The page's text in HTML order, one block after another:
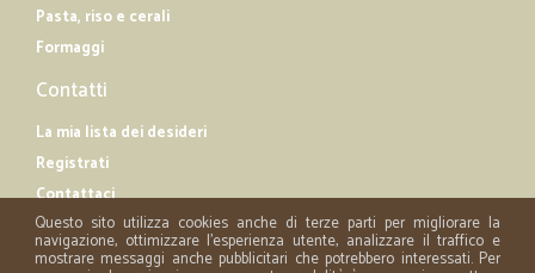
Pasta, riso e cerali
Formaggi
Contatti
La mia lista dei desideri
Registrati
Contattaci
Questo sito utilizza cookies anche di terze parti per migliorare la
navigazione, ottimizzare l'esperienza utente, analizzare il traffico e
mostrare messaggi anche pubblicitari che potrebbero interessati. Per